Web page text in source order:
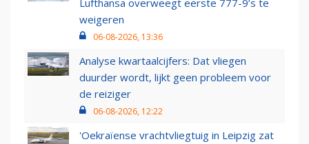
Lufthansa overweegt eerste 777-9’s te
weigeren
06-08-2026, 13:36
Analyse kwartaalcijfers: Dat vliegen
duurder wordt, lijkt geen probleem voor
de reiziger
06-08-2026, 12:22
'Oekraïense vrachtvliegtuig in Leipzig zat